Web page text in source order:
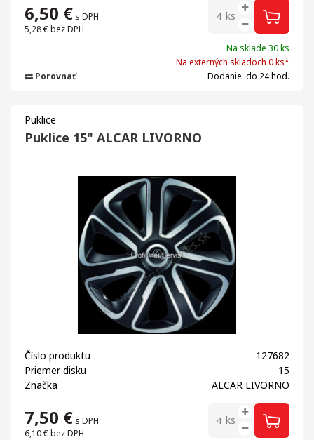
6,50 € s DPH
5,28 € bez DPH
ks
Na sklade 30 ks
Na externých skladoch 0 ks*
Dodanie: do 24 hod.
Porovnať
Puklice
Puklice 15" ALCAR LIVORNO
Číslo produktu
127682
Priemer disku
15
Značka
ALCAR LIVORNO
7,50 € s DPH
6,10 € bez DPH
ks